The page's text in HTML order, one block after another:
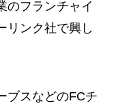
のフランチャイ
リンク社で興し
ブスなどのFCチ